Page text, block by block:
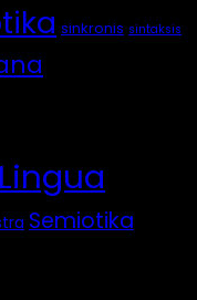
sinkronis sintaksis
Lingua
Semiotika